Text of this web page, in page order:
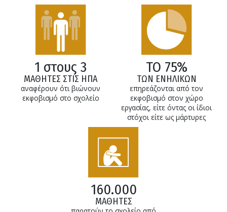
1 στους 3
ΜΑΘΗΤΕΣ ΣΤΙΣ ΗΠΑ
αναφέρουν ότι βιώνουν
εκφοβισμό στο σχολείο
ΤΟ 75%
ΤΩΝ ΕΝΗΛΙΚΩΝ
επηρεάζονται από τον
εκφοβισμό στον χώρο
εργασίας, είτε όντας οι ίδιοι
στόχοι είτε ως μάρτυρες
160.000
ΜΑΘΗΤΕΣ